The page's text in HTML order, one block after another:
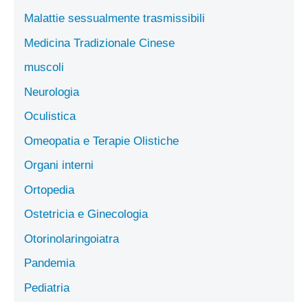
Malattie sessualmente trasmissibili
Medicina Tradizionale Cinese
muscoli
Neurologia
Oculistica
Omeopatia e Terapie Olistiche
Organi interni
Ortopedia
Ostetricia e Ginecologia
Otorinolaringoiatra
Pandemia
Pediatria